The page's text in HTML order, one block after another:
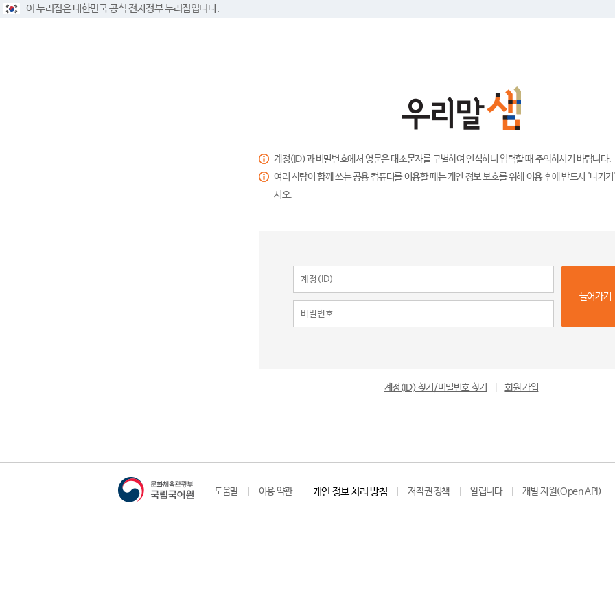
이 누리집은 대한민국 공식 전자정부 누리집입니다.
계정(ID)과 비밀번호에서 영문은 대소문자를 구별하여 인식하니 입력할 때 주의하시기 바랍니다.
여러 사람이 함께 쓰는 공용 컴퓨터를 이용할 때는 개인 정보 보호를 위해 이용 후에 반드시 '나가
시오.
들어가기
계정(ID) 찾기/비밀번호 찾기 회원 가입
도움말 이용 약관 개인 정보 처리 방침 저작권 정책 알립니다 개발 지원(Open API)